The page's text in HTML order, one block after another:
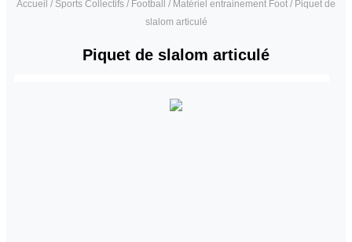
Accueil / Sports Collectifs / Football / Matériel entrainement Foot / Piquet de
slalom articulé
Piquet de slalom articulé